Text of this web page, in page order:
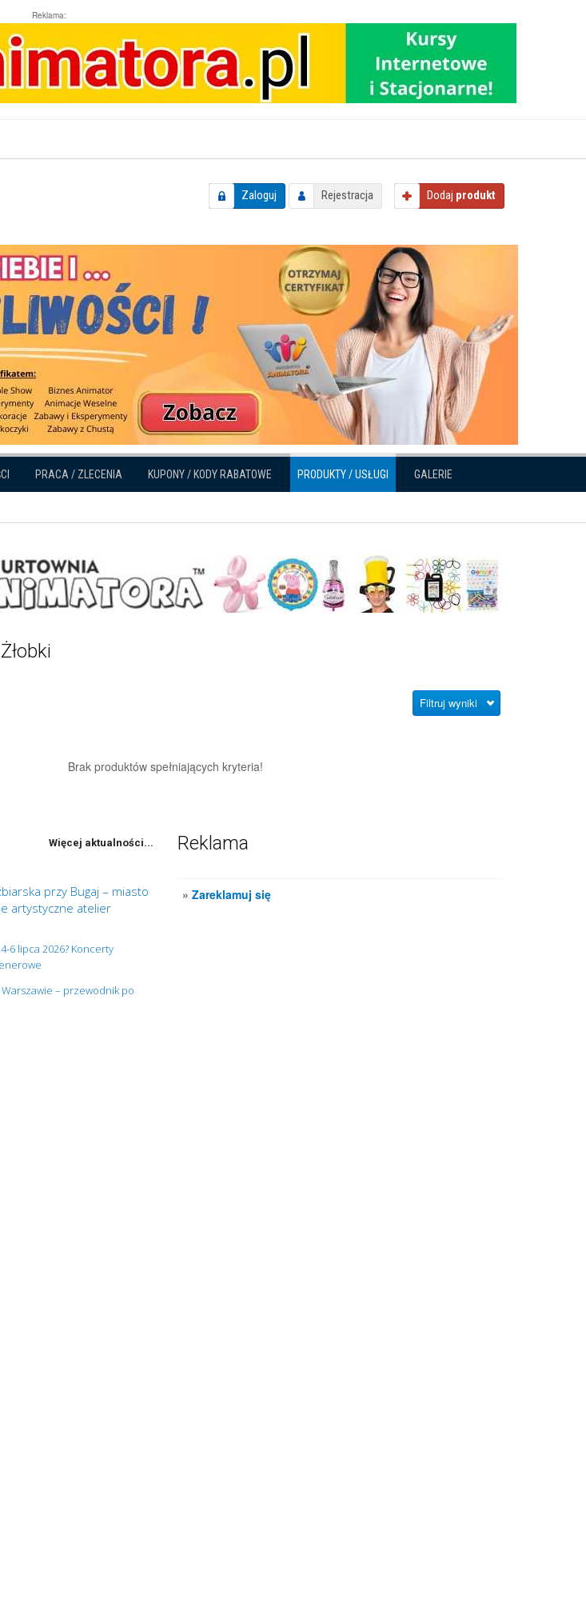
Reklama:
Zaloguj Rejestracja Dodaj produkt
PRACA / ZLECENIA KUPONY / KODY RABATOWE PRODUKTY / USŁUGI GALERIE
Filtruj wyniki
Brak produktów spełniających kryteria!
Więcej aktualności...
przy Bugaj – miasto
artystyczne atelier
6 lipca 2026? Koncerty
– przewodnik po
Reklama
»Zareklamuj się